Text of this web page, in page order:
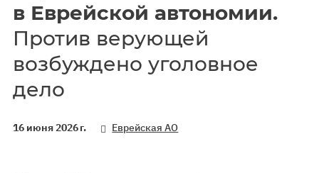
в Еврейской автономии.
Против верующей
возбуждено уголовное
дело
16 июня 2026 г. Еврейская АО